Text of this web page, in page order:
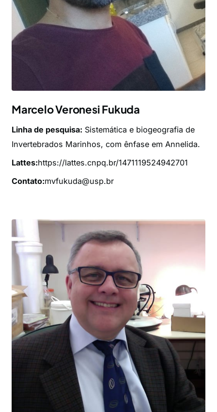
Marcelo Veronesi Fukuda
Linha de pesquisa: Sistemática e biogeografia de
Invertebrados Marinhos, com ênfase em Annelida.
Lattes:https://lattes.cnpq.br/1471119524942701
Contato:mvfukuda@usp.br